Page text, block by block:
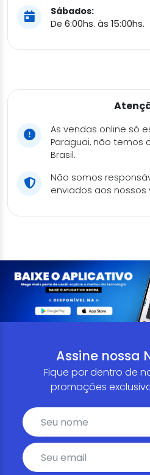
Sábados:
De 6:00hs. às 15:00hs.
As vendas online só
Paraguai, não temos
Brasil.
Não somos
enviados aos nossos
Assine nossa
Fique por dentro de
promoções